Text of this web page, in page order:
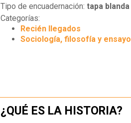
Tipo de encuadernación: tapa blanda
Categorías:
Recién llegados
Sociología, filosofía y ensayo
¿QUÉ ES LA HISTORIA?